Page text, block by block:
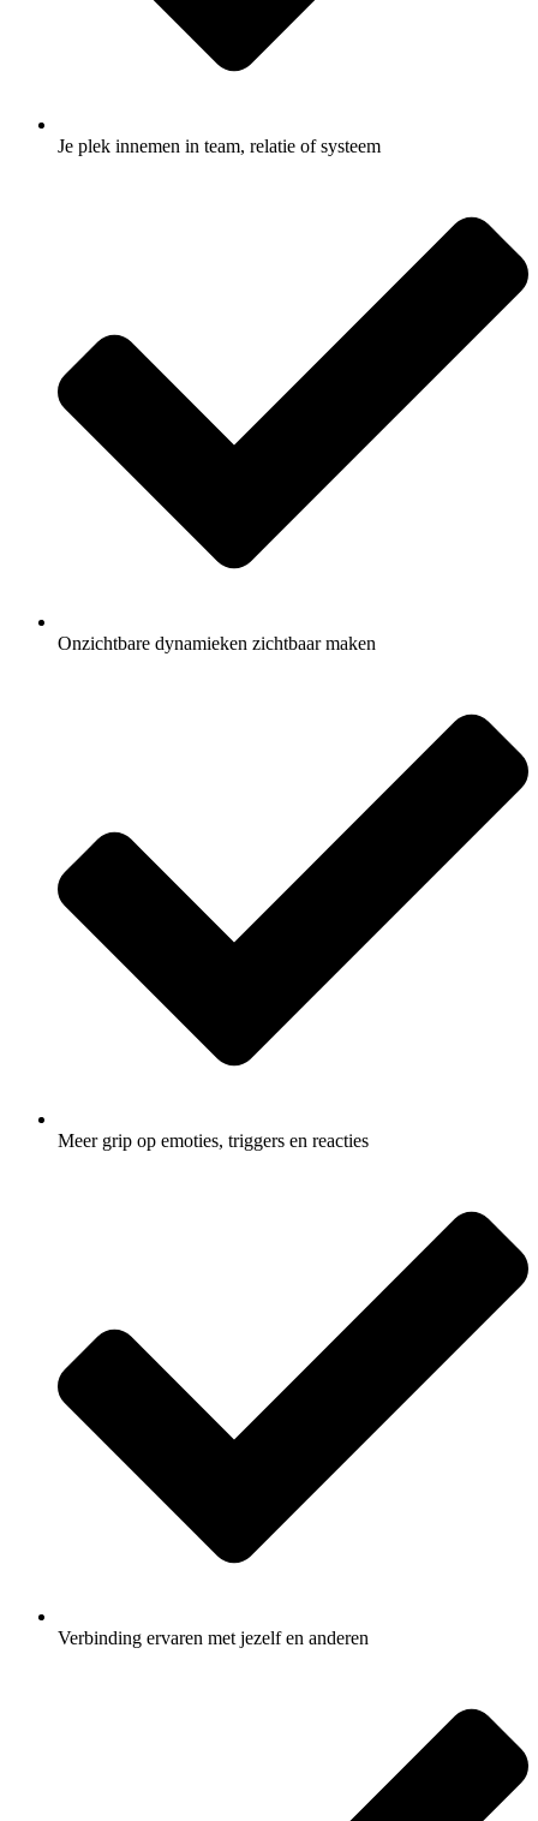
Je plek innemen in team, relatie of systeem
Onzichtbare dynamieken zichtbaar maken
Meer grip op emoties, triggers en reacties
Verbinding ervaren met jezelf en anderen